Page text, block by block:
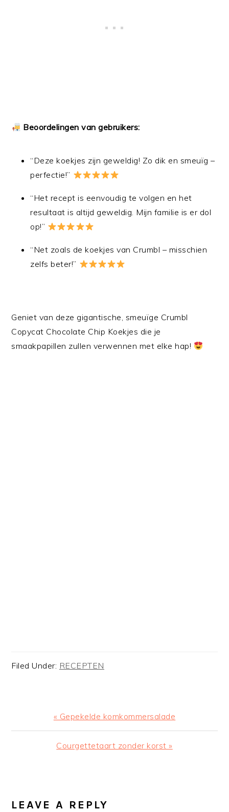
Beoordelingen van gebruikers:
“Deze koekjes zijn geweldig! Zo dik en smeuïg –
perfectie!”
“Het recept is eenvoudig te volgen en het
resultaat is altijd geweldig. Mijn familie is er dol
op!”
“Net zoals de koekjes van Crumbl – misschien
zelfs beter!”
Geniet van deze gigantische, smeuïge Crumbl
Copycat Chocolate Chip Koekjes die je
smaakpapillen zullen verwennen met elke hap!
Filed Under: RECEPTEN
Previous
Post:
« Gepekelde komkommersalade
Next
Courgettetaart zonder korst »
INTERACTIONS
LEAVE A REPLY